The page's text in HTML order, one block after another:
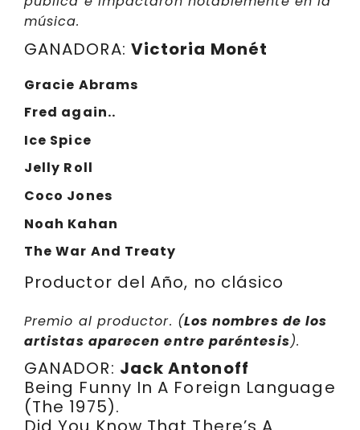
música.
GANADORA: Victoria Monét
Gracie Abrams
Fred again..
Ice Spice
Jelly Roll
Coco Jones
Noah Kahan
The War And Treaty
Productor del Año, no clásico
Premio al productor. (Los nombres de los
artistas aparecen entre paréntesis).
GANADOR: Jack Antonoff
Being Funny In A Foreign Language
(The 1975).